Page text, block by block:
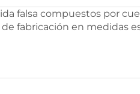
falsa compuestos por
fabricación en medidas